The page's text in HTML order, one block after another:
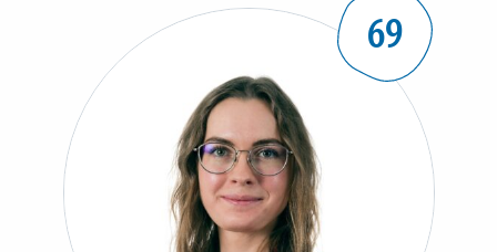
69